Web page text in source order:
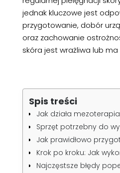
jednak kluczowe jest
przygotowanie, dobór
oraz zachowanie
skóra jest wrażliwa lub
Spis treści